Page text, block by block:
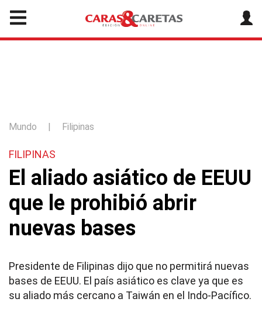
Mundo | Filipinas
FILIPINAS
El aliado asiático de EEUU
que le prohibió abrir
nuevas bases
Presidente de Filipinas dijo que no permitirá nuevas
bases de EEUU. El país asiático es clave ya que es
su aliado más cercano a Taiwán en el Indo-Pacífico.